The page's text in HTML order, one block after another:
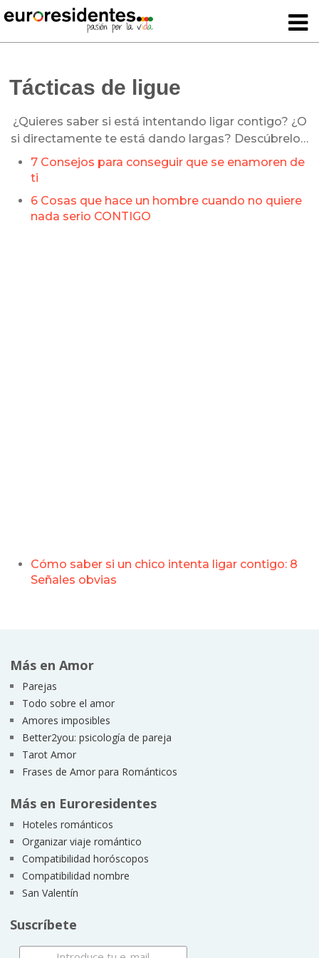
Tácticas de ligue
¿Quieres saber si está intentando ligar contigo? ¿O
si directamente te está dando largas? Descúbrelo…
7 Consejos para conseguir que se enamoren de
ti
6 Cosas que hace un hombre cuando no quiere
nada serio CONTIGO
Cómo saber si un chico intenta ligar contigo: 8
Señales obvias
Más en Amor
Parejas
Todo sobre el amor
Amores imposibles
Better2you: psicología de pareja
Tarot Amor
Frases de Amor para Románticos
Más en Euroresidentes
Hoteles románticos
Organizar viaje romántico
Compatibilidad horóscopos
Compatibilidad nombre
San Valentín
Suscríbete